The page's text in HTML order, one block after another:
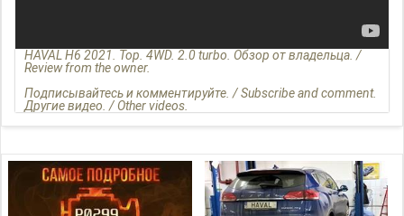
HAVAL H6 2021. Top. 4WD. 2.0 turbo. Обзор от владельца. /
Review from the owner.
Подписывайтесь и комментируйте. / Subscribe and comment.
Другие видео. / Other videos.
owners